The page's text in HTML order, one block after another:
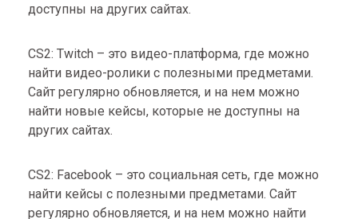
доступны на других сайтах.
CS2: Twitch – это видео-платформа, где можно
найти видео-ролики с полезными предметами.
Сайт регулярно обновляется, и на нем можно
найти новые кейсы, которые не доступны на
других сайтах.
CS2: Facebook – это социальная сеть, где можно
найти кейсы с полезными предметами. Сайт
регулярно обновляется, и на нем можно найти